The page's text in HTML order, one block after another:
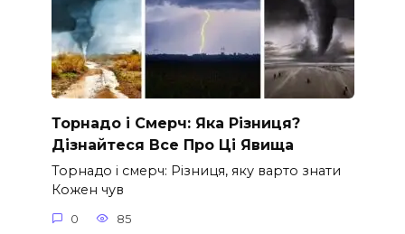
Торнадо і Смерч: Яка Різниця?
Дізнайтеся Все Про Ці Явища
Торнадо і смерч: Різниця, яку варто знати
Кожен чув
0 85